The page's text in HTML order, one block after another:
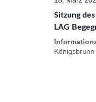
Sitzung
LAG
Königsbrunn